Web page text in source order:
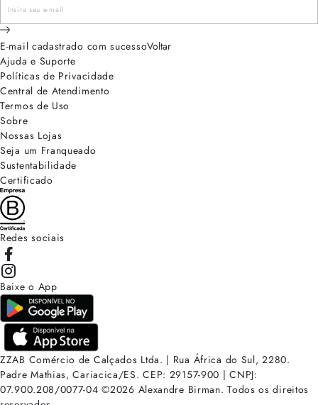
E-mail cadastrado com sucessoVoltar
Ajuda e Suporte
Políticas de Privacidade
Central de Atendimento
Termos de Uso
Sobre
Nossas Lojas
Seja um Franqueado
Sustentabilidade
Certificado
Redes sociais
Baixe o App
ZZAB Comércio de Calçados Ltda. | Rua África do Sul, 2280.
Padre Mathias, Cariacica/ES. CEP: 29157-900 | CNPJ:
07.900.208/0077-04 ©2026 Alexandre Birman. Todos os direitos